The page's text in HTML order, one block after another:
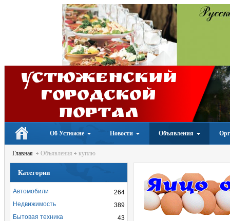
Устюженский
Городской
портал
Об Устюжне Новости Объявления
Главная Объявления куплю
Категории
264
Автомобили
389
Недвижимость
43
Бытовая техника